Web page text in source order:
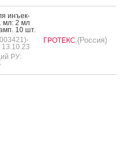
инъ­ек­
мл: 2 мл
10 шт.
РУ:
ГРОТЕКС (Россия)